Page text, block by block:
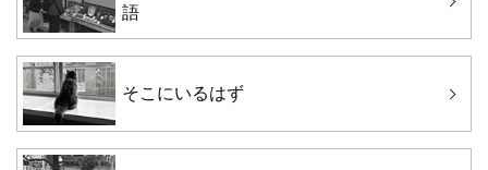
語
そこにいるはず